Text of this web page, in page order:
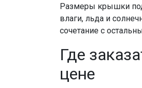
Размеры крышки
влаги, льда и
сочетание с
Где
цене